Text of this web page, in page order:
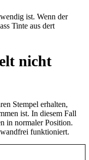
ist. Wenn der
Tinte aus dert
nicht
Stempel erhalten,
ist. In diesem Fall
in normaler Position.
funktioniert.